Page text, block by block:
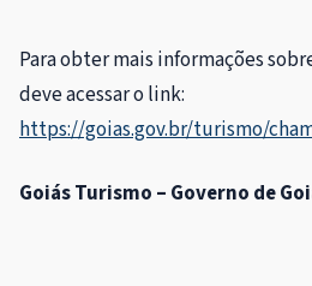
Para obter mais informações
deve acessar o link:
https://goias.gov.br/turismo/
Goiás Turismo – Governo de